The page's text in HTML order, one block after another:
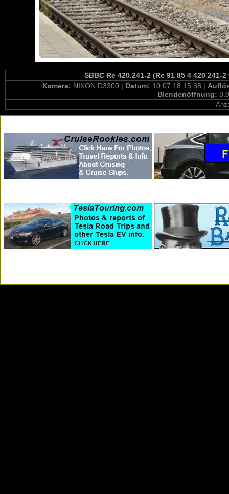
SBBC Re 420.241-2 (Re 91 85 4 420 241-
Kamera: NIKON D3300 | Datum: 10.07.18 15:38 |
Blendenöffnung: